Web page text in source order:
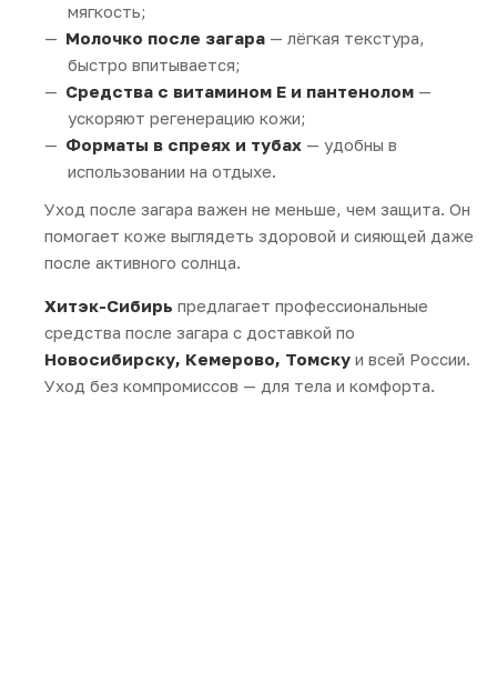
мягкость;
Молочко после загара — лёгкая текстура,
быстро впитывается;
Средства с витамином Е и пантенолом —
ускоряют регенерацию кожи;
Форматы в спреях и тубах — удобны в
использовании на отдыхе.
Уход после загара важен не меньше, чем защита. Он
помогает коже выглядеть здоровой и сияющей даже
после активного солнца.
Хитэк-Сибирь предлагает профессиональные
средства после загара с доставкой по
Новосибирску, Кемерово, Томску и всей России.
Уход без компромиссов — для тела и комфорта.